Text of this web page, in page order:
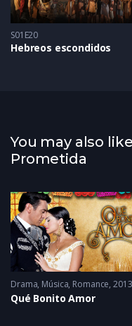
S01E20
Hebreos escondidos
You may also
Prometida
Drama, Música, Romance 2013
Qué Bonito Amor